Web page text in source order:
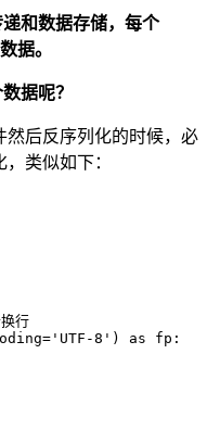
和数据存储，每个
据。
据呢？
然后反序列化的时候，必
类似如下：
行
8') as fp: